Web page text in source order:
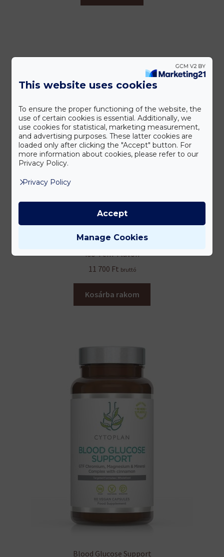
Iso-Fem-Flavon
11 700 Ft bruttó
Kosárba rakom
Blood Glucose Support
This website uses cookies
To ensure the proper functioning of the website, the
use of certain cookies is essential. Additionally, we
use cookies for statistical, marketing measurement,
and advertising purposes. These latter cookies are
loaded only after clicking the "Accept" button. For
more information about cookies, please refer to our
Privacy Policy.
Privacy Policy
Manage Cookies
Accept